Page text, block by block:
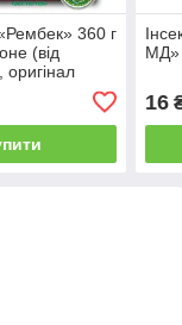
360 г
(від
оригінал
МД»
16